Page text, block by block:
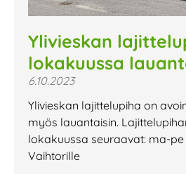
Ylivieskan
lokakuussa
6.10.2023
Ylivieskan lajittelupiha on
myös lauantaisin.
lokakuussa seuraavat: ma-pe
Vaihtorille